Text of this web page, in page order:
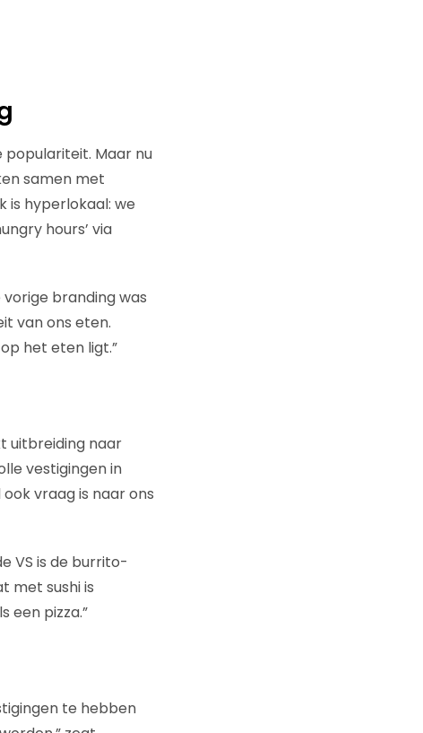
populariteit. Maar nu
samen met
is hyperlokaal: we
hours’ via
branding was
van ons eten.
het eten ligt.”
uitbreiding naar
vestigingen in
vraag is naar ons
VS is de burrito-
met sushi is
een pizza.”
te hebben